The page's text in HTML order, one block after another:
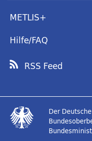
METLIS+
Hilfe/FAQ
RSS Feed
Der